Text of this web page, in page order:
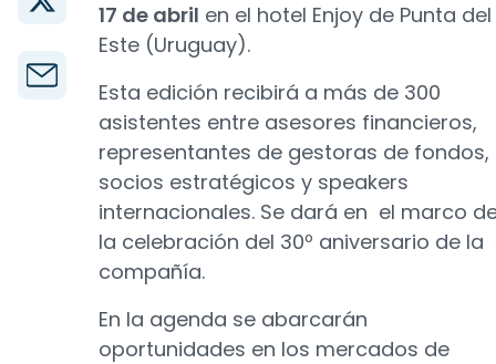
17 de abril en el hotel Enjoy de Punta del
Este (Uruguay).
Esta edición recibirá a más de 300
asistentes entre asesores financieros,
representantes de gestoras de fondos,
socios estratégicos y speakers
internacionales. Se dará en el marco
la celebración del 30º aniversario de la
compañía.
En la agenda se abarcarán
oportunidades en los mercados de